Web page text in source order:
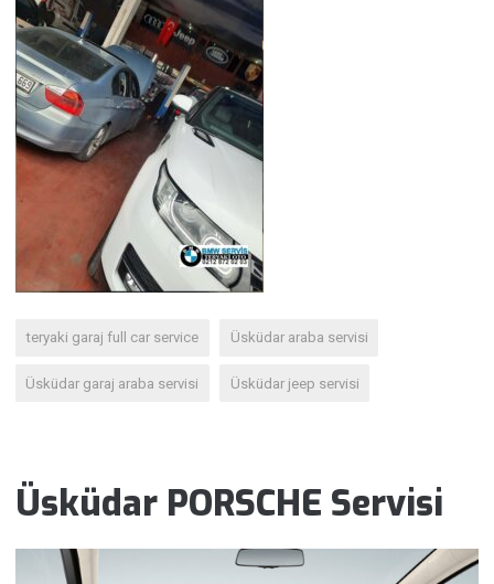
teryaki garaj full car service Üsküdar araba servisi
Üsküdar garaj araba servisi Üsküdar jeep servisi
Üsküdar PORSCHE Servisi